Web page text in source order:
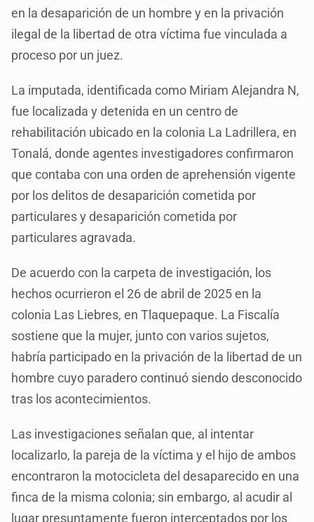
en la desaparición de un hombre y en la privación
ilegal de la libertad de otra víctima fue vinculada a
proceso por un juez.
La imputada, identificada como Miriam Alejandra N,
fue localizada y detenida en un centro de
rehabilitación ubicado en la colonia La Ladrillera, en
Tonalá, donde agentes investigadores confirmaron
que contaba con una orden de aprehensión vigente
por los delitos de desaparición cometida por
particulares y desaparición cometida por
particulares agravada.
De acuerdo con la carpeta de investigación, los
hechos ocurrieron el 26 de abril de 2025 en la
colonia Las Liebres, en Tlaquepaque. La Fiscalía
sostiene que la mujer, junto con varios sujetos,
habría participado en la privación de la libertad de un
hombre cuyo paradero continuó siendo desconocido
tras los acontecimientos.
Las investigaciones señalan que, al intentar
localizarlo, la pareja de la víctima y el hijo de ambos
encontraron la motocicleta del desaparecido en una
finca de la misma colonia; sin embargo, al acudir al
lugar presuntamente fueron interceptados por los